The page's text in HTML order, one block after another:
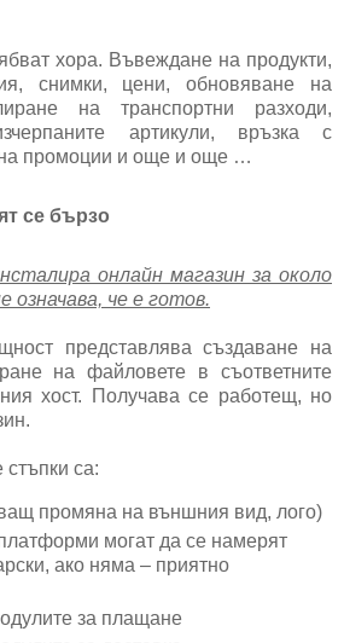
хора. Въвеждане на продукти,
снимки, цени, обновяване на
на транспортни разходи,
артикули, връзка с
на промоции и още и още …
се бързо
онлайн магазин за около
означава, че е готов.
представлява създаване на
на файловете в съответните
хост. Получава се работещ, но
са:
промяна на външния вид, лого)
могат да се намерят
ако няма – приятно
за плащане